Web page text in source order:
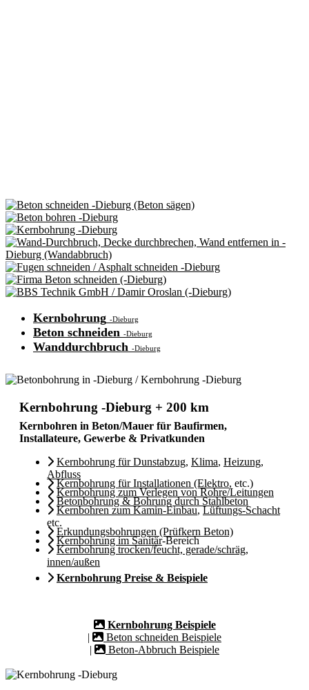
Kernbohrung -Dieburg
Beton schneiden -Dieburg
Wanddurchbruch -Dieburg
Kernbohrung -Dieburg + 200 km
Kernbohren in Beton/Mauer für Baufirmen,
Installateure, Gewerbe & Privatkunden
Kernbohrung für Dunstabzug, Klima, Heizung,
Abfluss
Kernbohrung für Installationen (Elektro, etc.)
Kernbohrung zum Verlegen von Rohre/Leitungen
Betonbohrung & Bohrung durch Stahlbeton
Kernbohren zum Kamin-Einbau,Lüftungs-Schacht
etc.
Erkundungsbohrungen (Prüfkern Beton)
Kernbohrung im Sanitär-Bereich
Kernbohrung trocken/feucht, gerade/schräg,
innen/außen
Kernbohrung Preise & Beispiele
Kernbohrung Beispiele
|
Beton schneiden Beispiele
|
Beton-Abbruch Beispiele